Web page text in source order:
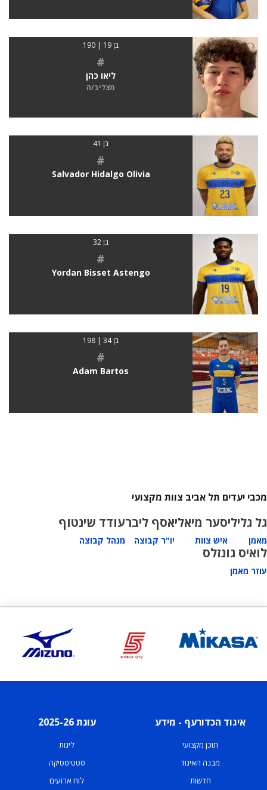
בן 19 | 190
#
ליאו כהן
מצליב/ה
בן 41
#
Salvador Hidalgo Olivia
בן 32
#
Yordan Bisset Astengo
בן 34 | 198
#
Adam Bartos
מכבי יעדים תל אביב צוות מקצועי
גל גלילי
מאמן
סער מיאלי
איש צוות
אסף ליבר
יו"ר קבוצה
עודד שינטוף
מנהל קבוצה
לואיס גונזלס
עוזר מאמן
איגוד הכדורעף - מידע
תוכן מקצועי
מבנה האיגוד
חדשות
עונת 2025-26
ליגות
סטטיסטיקה
לוח ארועים